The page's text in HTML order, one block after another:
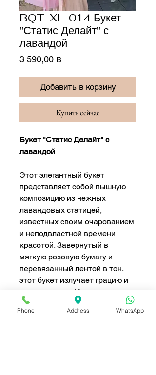
BQT-XL-014 Букет
"Статис Делайт" с
лавандой
3 590,00 ฿Цена
Добавить в корзину
Купить сейчас
Букет "Статис Делайт" с
лавандой
Этот элегантный букет
представляет собой пышную
композицию из нежных
лавандовых статицей,
известных своим очарованием
и неподвластной времени
красотой. Завернутый в
мягкую розовую бумагу и
перевязанный лентой в тон,
этот букет излучает грацию и
изысканность. Идеально
подходящий для выражения
любви, благодарности или
Phone Address WhatsApp